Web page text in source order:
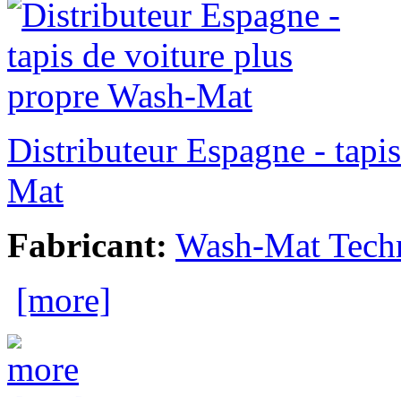
Distributeur Espagne -
Mat
Fabricant: Wash-Mat
[more]